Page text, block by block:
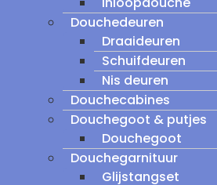
Douchedeuren
Draaideuren
Schuifdeuren
Nis deuren
Douchecabines
Douchegoot & putjes
Douchegoot
Douchegarnituur
Glijstangset